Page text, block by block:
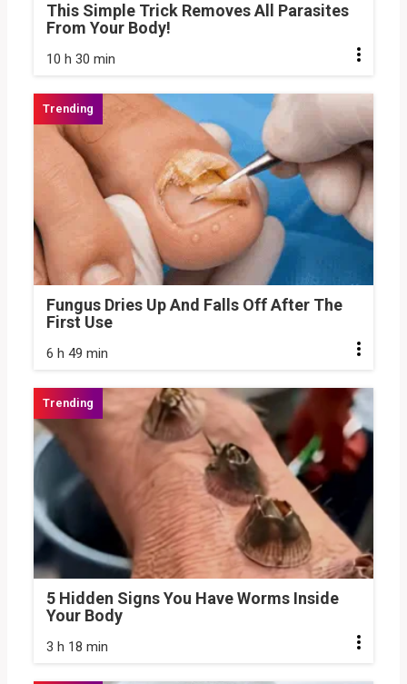
This Simple Trick Removes All Parasites
From Your Body!
10 h 30 min
Fungus Dries Up And Falls Off After The
First Use
6 h 49 min
5 Hidden Signs You Have Worms Inside
Your Body
3 h 18 min